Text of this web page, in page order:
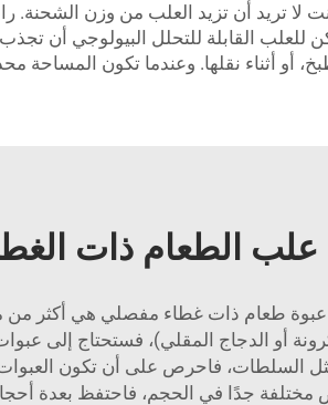
لا تريد أن تزيد العلب من وزن الشحنة.
للعلب القابلة للتحلل البيولوجي أن
أو أثناء نقلها. وعندما تكون المساحة
الطعام ذات
طعام ذات غطاء مفصلي هي أكثر من
السلطات، فاحرص على أن تكون
جدًا في الحجم، فاحتفظ بعدة أحجام